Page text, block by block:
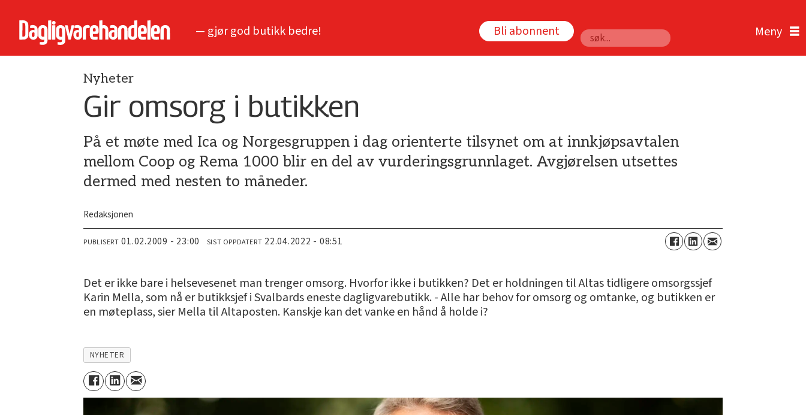
— gjør god butikk bedre! Bli abonnent
Søk
Nyheter
Gir omsorg i butikken
På et møte med Ica og Norgesgruppen i dag orienterte tilsynet om at innkjøpsavtalen
mellom Coop og Rema 1000 blir en del av vurderingsgrunnlaget. Avgjørelsen utsettes
dermed med nesten to måneder.
Redaksjonen
PUBLISERT 01.02.2009 - 23:00 SIST OPPDATERT 22.04.2022 - 08:51
Det er ikke bare i helsevesenet man trenger omsorg. Hvorfor ikke i butikken? Det er holdningen til Altas tidligere omsorgssjef
Karin Mella, som nå er butikksjef i Svalbards eneste dagligvarebutikk. - Alle har behov for omsorg og omtanke, og butikken er
en møteplass, sier Mella til Altaposten. Kanskje kan det vanke en hånd å holde i?
NYHETER